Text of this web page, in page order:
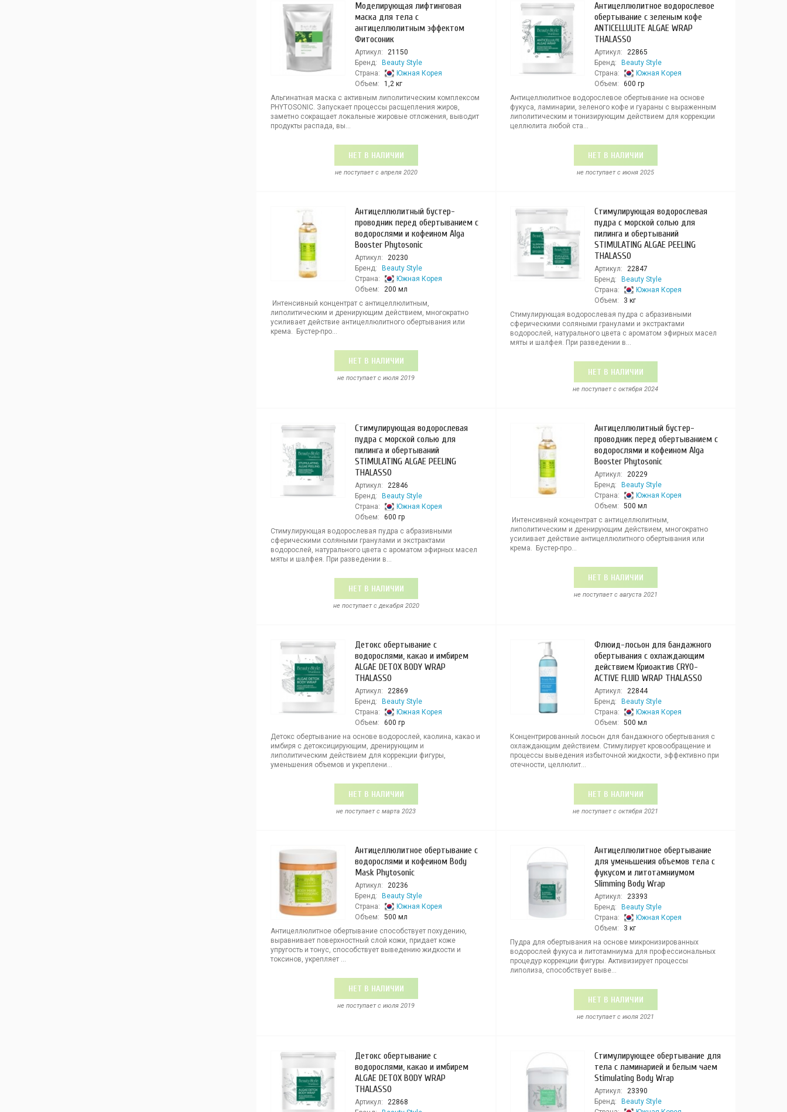
Моделирующая лифтинговая
маска для тела с
антицеллюлитным эффектом
Фитосоник
Артикул:
21150
Бренд:
Beauty Style
Страна:
Южная Корея
Объем:
1,2 кг
Альгинатная маска с активным липолитическим комплексом
PHYTOSONIC. Запускает процессы расщепления жиров,
заметно сокращает локальные жировые отложения, выводит
продукты распада, вы...
НЕТ В НАЛИЧИИ
не поступает c апреля 2020
Антицеллюлитное водорослевое
обертывание с зеленым кофе
ANTICELLULITE ALGAE WRAP
THALASSO
Артикул:
22865
Бренд:
Beauty Style
Страна:
Южная Корея
Объем:
600 гр
Антицеллюлитное водорослевое обертывание на основе
фукуса, ламинарии, зеленого кофе и гуараны с выраженным
липолитическим и тонизирующим действием для коррекции
целлюлита любой ста...
НЕТ В НАЛИЧИИ
не поступает c июня 2025
Антицеллюлитный бустер-
проводник перед обертыванием с
водорослями и кофеином Alga
Booster Phytosonic
Артикул:
20230
Бренд:
Beauty Style
Страна:
Южная Корея
Объем:
200 мл
Интенсивный концентрат с антицеллюлитным,
липолитическим и дренирующим действием, многократно
усиливает действие антицеллюлитного обертывания или
крема. Бустер-про...
НЕТ В НАЛИЧИИ
не поступает c июля 2019
Стимулирующая водорослевая
пудра с морской солью для
пилинга и обертываний
STIMULATING ALGAE PEELING
THALASSO
Артикул:
22847
Бренд:
Beauty Style
Страна:
Южная Корея
Объем:
3 кг
Стимулирующая водорослевая пудра с абразивными
сферическими соляными гранулами и экстрактами
водорослей, натурального цвета с ароматом эфирных масел
мяты и шалфея. При разведении в...
НЕТ В НАЛИЧИИ
не поступает c октября 2024
Стимулирующая водорослевая
пудра с морской солью для
пилинга и обертываний
STIMULATING ALGAE PEELING
THALASSO
Артикул:
22846
Бренд:
Beauty Style
Страна:
Южная Корея
Объем:
600 гр
Стимулирующая водорослевая пудра с абразивными
сферическими соляными гранулами и экстрактами
водорослей, натурального цвета с ароматом эфирных масел
мяты и шалфея. При разведении в...
НЕТ В НАЛИЧИИ
не поступает c декабря 2020
Антицеллюлитный бустер-
проводник перед обертыванием с
водорослями и кофеином Alga
Booster Phytosonic
Артикул:
20229
Бренд:
Beauty Style
Страна:
Южная Корея
Объем:
500 мл
Интенсивный концентрат с антицеллюлитным,
липолитическим и дренирующим действием, многократно
усиливает действие антицеллюлитного обертывания или
крема. Бустер-про...
НЕТ В НАЛИЧИИ
не поступает c августа 2021
Детокс обертывание с
водорослями, какао и имбирем
ALGAE DETOX BODY WRAP
THALASSO
Артикул:
22869
Бренд:
Beauty Style
Страна:
Южная Корея
Объем:
600 гр
Детокс обертывание на основе водорослей, каолина, какао и
имбиря с детоксицирующим, дренирующим и
липолитическим действием для коррекции фигуры,
уменьшения объемов и укреплени...
НЕТ В НАЛИЧИИ
не поступает c марта 2023
Флюид-лосьон для бандажного
обертывания с охлаждающим
действием Криоактив CRYO-
ACTIVE FLUID WRAP THALASSO
Артикул:
22844
Бренд:
Beauty Style
Страна:
Южная Корея
Объем:
500 мл
Концентрированный лосьон для бандажного обертывания с
охлаждающим действием. Стимулирует кровообращение и
процессы выведения избыточной жидкости, эффективно при
отечности, целлюлит...
НЕТ В НАЛИЧИИ
не поступает c октября 2021
Антицеллюлитное обертывание с
водорослями и кофеином Body
Mask Phytosonic
Артикул:
20236
Бренд:
Beauty Style
Страна:
Южная Корея
Объем:
500 мл
Антицеллюлитное обертывание способствует похудению,
выравнивает поверхностный слой кожи, придает коже
упругость и тонус, способствует выведению жидкости и
токсинов, укрепляет ...
НЕТ В НАЛИЧИИ
не поступает c июля 2019
Антицеллюлитное обертывание
для уменьшения объемов тела с
фукусом и литотамниумом
Slimming Body Wrap
Артикул:
23393
Бренд:
Beauty Style
Страна:
Южная Корея
Объем:
3 кг
Пудра для обертывания на основе микронизированных
водорослей фукуса и литотамниума для профессиональных
процедур коррекции фигуры. Активизирует процессы
липолиза, способствует выве...
НЕТ В НАЛИЧИИ
не поступает c июля 2021
Детокс обертывание с
водорослями, какао и имбирем
ALGAE DETOX BODY WRAP
THALASSO
Артикул:
22868
Стимулирующее обертывание для
тела с ламинарией и белым чаем
Stimulating Body Wrap
Артикул:
23390
Бренд:
Beauty Style